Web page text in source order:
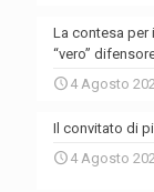
La contesa per il
“vero”
4 Agosto
Il convitato di
4 Agosto